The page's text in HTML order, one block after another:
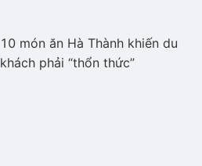
10 món ăn Hà Thành khiến du
khách phải “thổn thức”